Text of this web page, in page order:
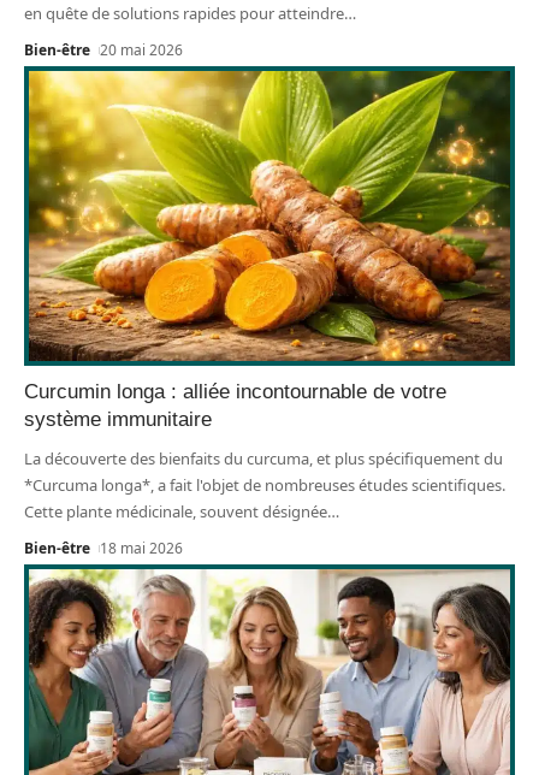
en quête de solutions rapides pour atteindre…
Bien-être 20 mai 2026
Curcumin longa : alliée incontournable de votre
système immunitaire
La découverte des bienfaits du curcuma, et plus spécifiquement du
*Curcuma longa*, a fait l'objet de nombreuses études scientifiques.
Cette plante médicinale, souvent désignée…
Bien-être 18 mai 2026